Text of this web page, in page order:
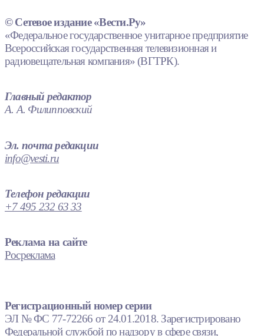
© Сетевое издание «Вести.Ру»
«Федеральное государственное унитарное предприятие
Всероссийская государственная телевизионная и
радиовещательная компания» (ВГТРК).
Главный редактор
А. А. Филипповский
Эл. почта редакции
info@vesti.ru
Телефон редакции
+7 495 232 63 33
Реклама на сайте
Росреклама
Регистрационный номер серии
ЭЛ № ФС 77-72266 от 24.01.2018. Зарегистрировано
Федеральной службой по надзору в сфере связи,